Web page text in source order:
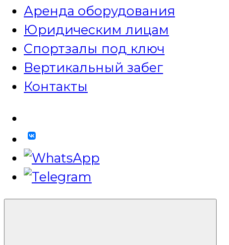
Аренда оборудования
Юридическим лицам
Спортзалы под ключ
Вертикальный забег
Контакты